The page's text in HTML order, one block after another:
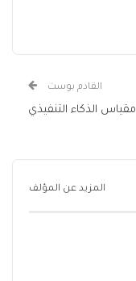
القادم بوست
مقياس الذكاء التنفيذي
المزيد عن المؤلف